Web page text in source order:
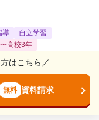
導
自立学習
高校3年
はこちら／
無料 資料請求